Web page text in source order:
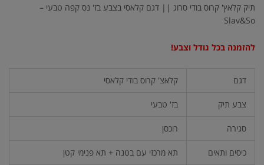
תיק קלאץ' קרוס בודי סרוג || דגם קלאסי בצבע בז' נס קפה טבעי –
Slav&So
להזמנה בכל גודל וצבע!
דגם קלאצ' קרוס בודי קלאסי
צבע תיק בז' טבעי
סגירה רוכסן
כיסים ותאים תא מרכזי עם בטנה + תא פנימי קטן